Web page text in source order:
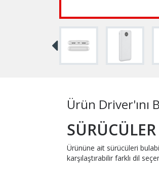
Ürün Driver'ını
SÜRÜCÜLER
Ürününe ait sürücüleri
karşılaştırabilir farklı dil